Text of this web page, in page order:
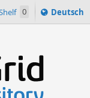
0
Sprache
ï¿½ndern
Deutsch